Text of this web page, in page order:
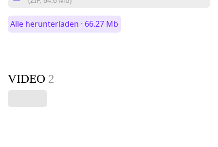
Alle herunterladen · 66.27 Mb
VIDEO 2